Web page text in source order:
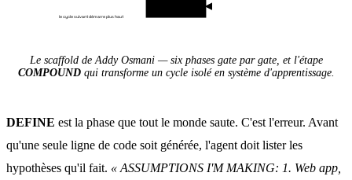
le cycle suivant démarre plus haut
Le scaffold de Addy Osmani — six phases gate par gate, et l'étape
COMPOUNDqui transforme un cycle isolé en système d'apprentissage.
DEFINE est la phase que tout le monde saute. C'est l'erreur. Avant
qu'une seule ligne de code soit générée, l'agent doit lister les
hypothèses qu'il fait. « ASSUMPTIONS I'M MAKING: 1. Web app,